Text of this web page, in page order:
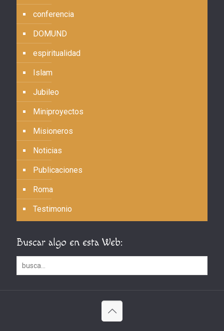
conferencia
DOMUND
espiritualidad
Islam
Jubileo
Miniproyectos
Misioneros
Noticias
Publicaciones
Roma
Testimonio
Buscar algo en esta Web: